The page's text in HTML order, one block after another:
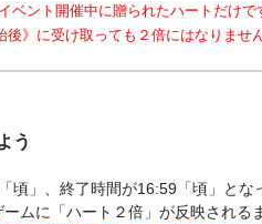
ベント開催中に贈られたハートだけ
》に受け取っても２倍にはなりません
う
頃」、終了時間が16:59「頃」と
ムに「ハート２倍」が反映され